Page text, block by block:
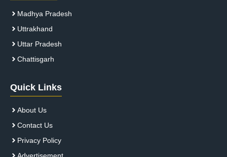
Madhya Pradesh
Uttrakhand
Uttar Pradesh
Chattisgarh
Quick Links
About Us
Contact Us
Privacy Policy